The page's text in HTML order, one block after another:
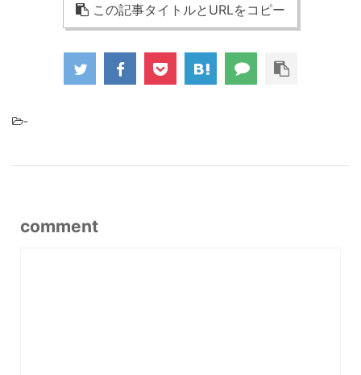
この記事タイトルとURLをコピー
-
comment